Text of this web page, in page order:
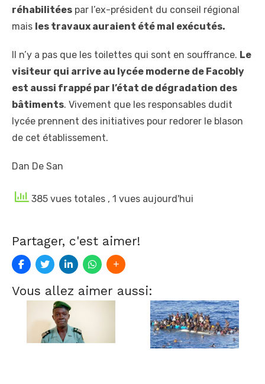
réhabilitées par l’ex-président du conseil régional
mais les travaux auraient été mal exécutés.
Il n’y a pas que les toilettes qui sont en souffrance. Le
visiteur qui arrive au lycée moderne de Facobly
est aussi frappé par l’état de dégradation des
bâtiments. Vivement que les responsables dudit
lycée prennent des initiatives pour redorer le blason
de cet établissement.
Dan De San
385 vues totales , 1 vues aujourd'hui
Partager, c'est aimer!
Vous allez aimer aussi: